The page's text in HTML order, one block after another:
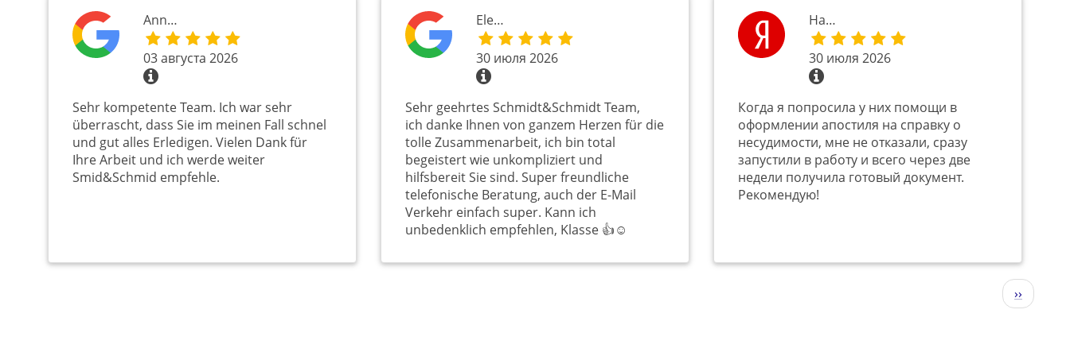
Ann…
03 августа 2026
Sehr kompetente Team. Ich war sehr
überrascht, dass Sie im meinen Fall schnel
und gut alles Erledigen. Vielen Dank für
Ihre Arbeit und ich werde weiter
Smid&Schmid empfehle.
Ele…
30 июля 2026
Sehr geehrtes Schmidt&Schmidt Team,
ich danke Ihnen von ganzem Herzen für die
tolle Zusammenarbeit, ich bin total
begeistert wie unkompliziert und
hilfsbereit Sie sind. Super freundliche
telefonische Beratung, auch der E-Mail
Verkehr einfach super. Kann ich
unbedenklich empfehlen, Klasse 👍☺️
На…
30 июля 2026
Когда я попросила у них помощи в
оформлении апостиля на справку о
несудимости, мне не отказали, сразу
запустили в работу и всего через две
недели получила готовый документ.
Рекомендую!
››